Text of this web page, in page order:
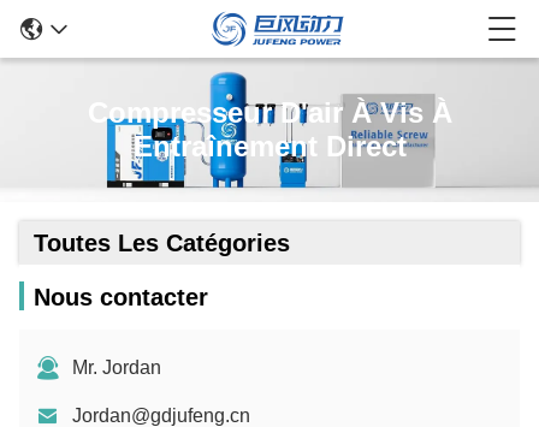
Compresseur D'air À Vis À
Entraînement Direct
Toutes Les Catégories
Nous contacter
Mr. Jordan
Jordan@gdjufeng.cn